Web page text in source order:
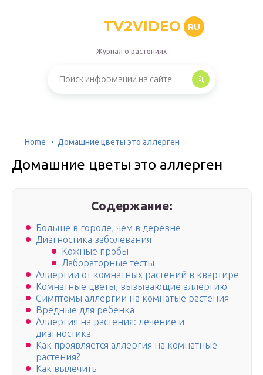
TV2VIDEO RU
Журнал о растениях
Home Домашние цветы это аллерген
Домашние цветы это аллерген
Содержание:
Больше в городе, чем в деревне
Диагностика заболевания
Кожные пробы
Лабораторные тесты
Аллергии от комнатных растений в квартире
Комнатные цветы, вызывающие аллергию
Симптомы аллергии на комнатые растения
Вредные для ребенка
Аллергия на растения: лечение и
диагностика
Как проявляется аллергия на комнатные
растения?
Как вылечить